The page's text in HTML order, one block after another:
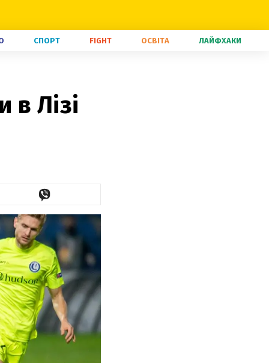
СПОРТ FIGHT ОСВІТА ЛАЙФХАКИ
в Лізі